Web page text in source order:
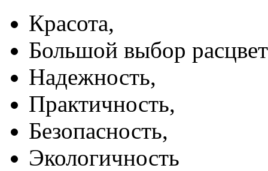
Красота,
Большой выбор
Надежность,
Практичность,
Безопасность,
Экологичность